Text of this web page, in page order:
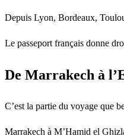
Depuis Lyon, Bordeaux,
Le passeport français donne
De Marrakech à
C’est la partie du voyage que
Marrakech à M’Hamid el